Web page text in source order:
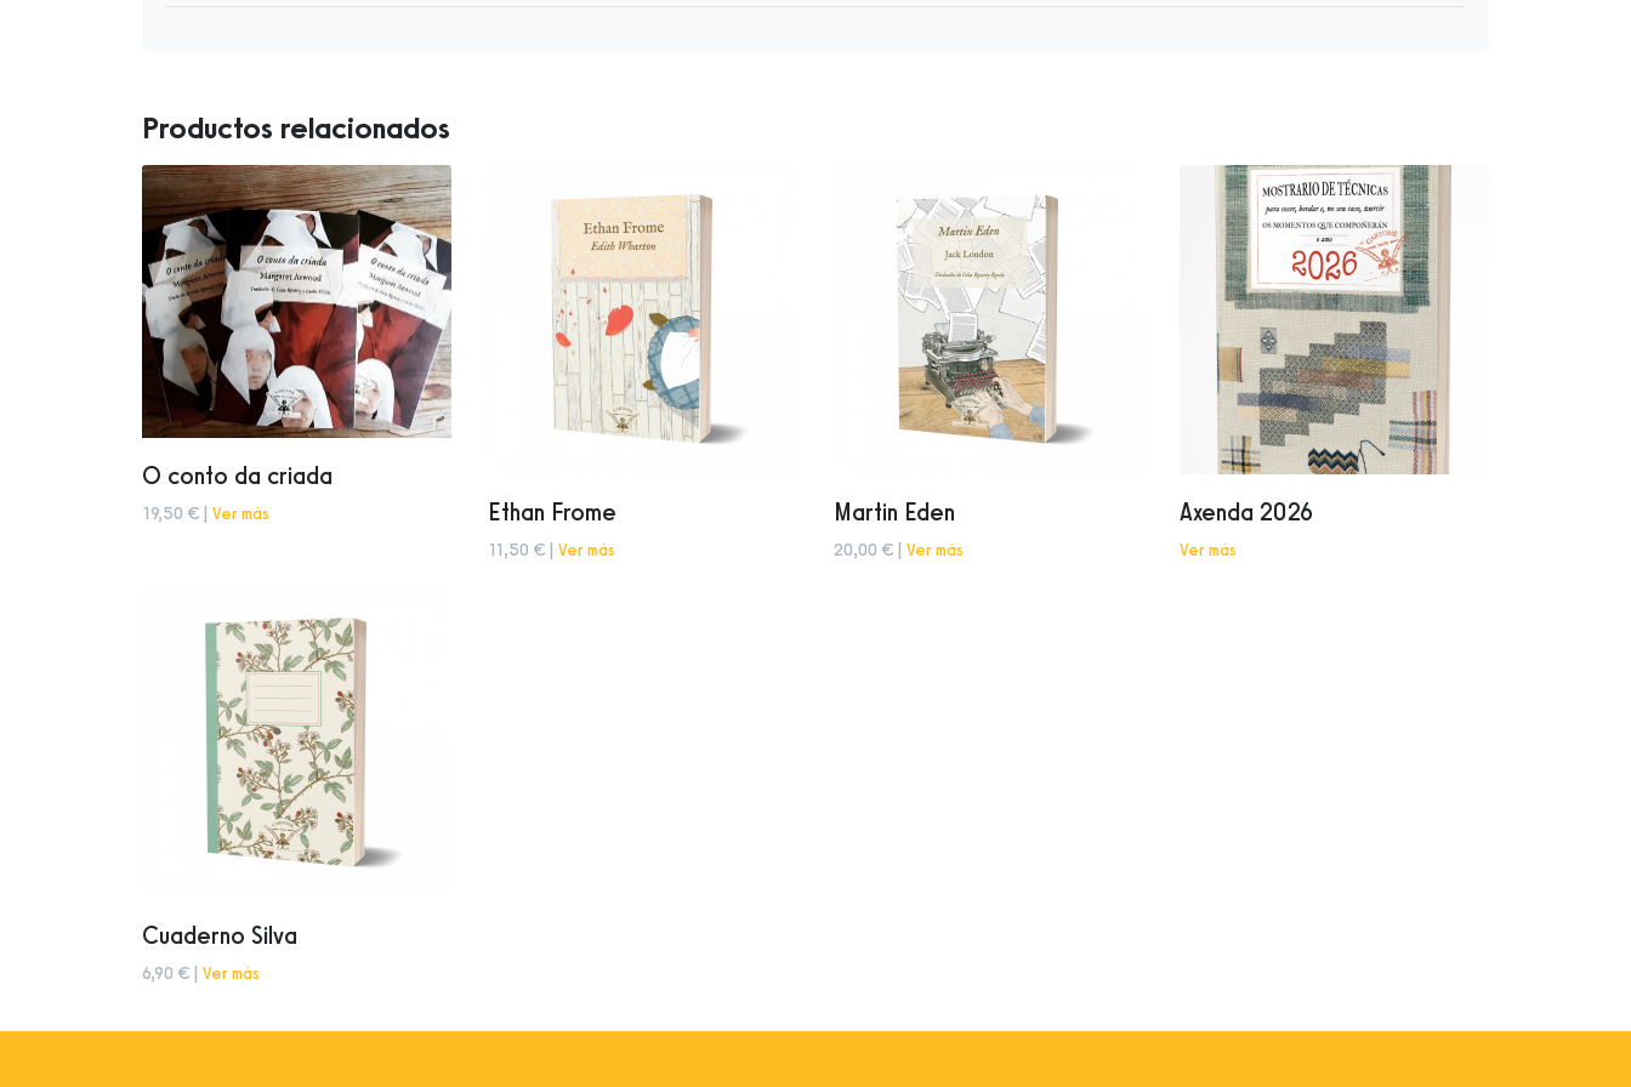
Productos relacionados
O conto da criada
19,50 € | Ver más Ethan Frome
11,50 € | Ver más
Martin Eden
20,00 € | Ver más
Axenda 2026
Ver más
Cuaderno Silva
6,90 € | Ver más